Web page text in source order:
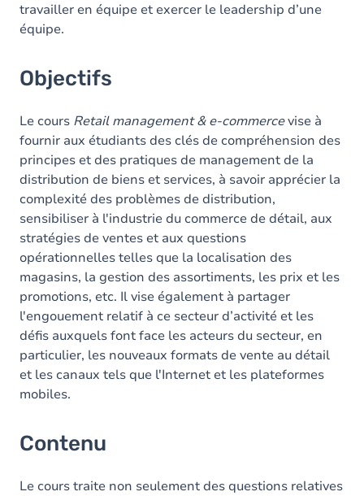
travailler en équipe et exercer le leadership d’une
équipe.
Objectifs
Le cours Retail management & e-commercevise à
fournir aux étudiants des clés de compréhension des
principes et des pratiques de management de la
distribution de biens et services, à savoir apprécier la
complexité des problèmes de distribution,
sensibiliser à l'industrie du commerce de détail, aux
stratégies de ventes et aux questions
opérationnelles telles que la localisation des
magasins, la gestion des assortiments, les prix et les
promotions, etc. Il vise également à partager
l'engouement relatif à ce secteur d’activité et les
défis auxquels font face les acteurs du secteur, en
particulier, les nouveaux formats de vente au détail
et les canaux tels que l'Internet et les plateformes
mobiles.
Contenu
Le cours traite non seulement des questions relatives